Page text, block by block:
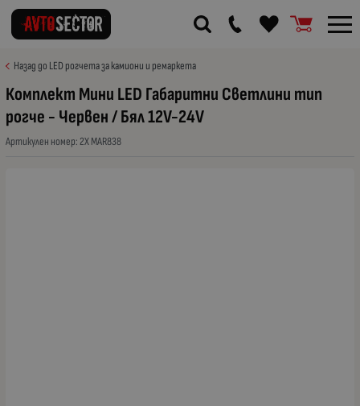
Назад до LED рогчета за камиони и ремаркета
Комплект Мини LED Габаритни Светлини тип
рогче - Червен / Бял 12V-24V
Артикулен номер:2X MAR838